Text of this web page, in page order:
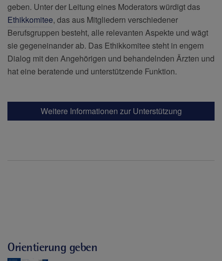
geben. Unter der Leitung eines Moderators würdigt das
Ethikkomitee, das aus Mitgliedern verschiedener
Berufsgruppen besteht, alle relevanten Aspekte und wägt
sie gegeneinander ab. Das Ethikkomitee steht in engem
Dialog mit den Angehörigen und behandelnden Ärzten und
hat eine beratende und unterstützende Funktion.
Weitere Informationen zur Unterstützung
Orientierung geben